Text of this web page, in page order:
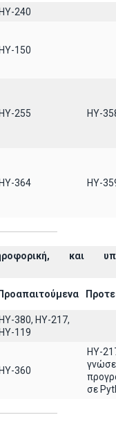
HY-240
ΗΥ-150
ΗΥ-255 ΗΥ-
ΗΥ-364 ΗΥ-
και
Προαπαιτούμενα
HY-380, HY-217,
HY-119
ΗΥ-360
ΗΥ-
σε